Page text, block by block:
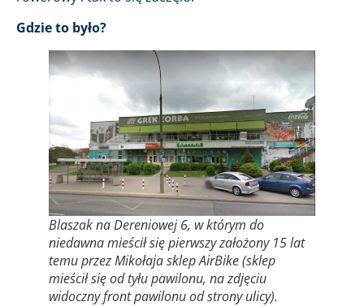
Gdzie to było?
Blaszak na Dereniowej 6, w którym do
niedawna mieścił się pierwszy założony 15 lat
temu przez Mikołaja sklep AirBike (sklep
mieścił się od tyłu pawilonu, na zdjęciu
widoczny front pawilonu od strony ulicy).